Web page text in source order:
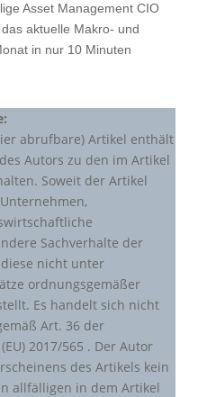
Asset Management CIO
aktuelle Makro- und
in nur 10 Minuten
abrufbare) Artikel enthält
Autors zu den im Artikel
Soweit der Artikel
Sachverhalte der
nicht unter
ordnungsgemäßer
Es handelt sich nicht
Art. 36 der
2017/565 . Der Autor
des Artikels kein
allfälligen in dem Artikel